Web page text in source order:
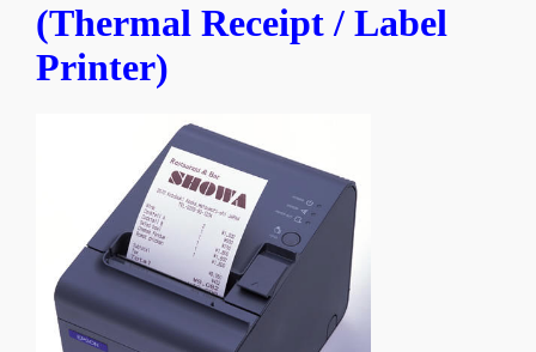
(Thermal Receipt / Label
Printer)